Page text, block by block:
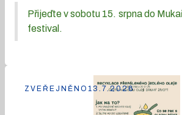
Přijeďte v sobotu 15. srpna do
festival.
ZVEŘEJNĚNO 13.7.2026